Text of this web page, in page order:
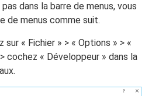
dans la barre de menus, vous
de menus comme suit.
sur « Fichier » > « Options » > «
cochez « Développeur » dans la